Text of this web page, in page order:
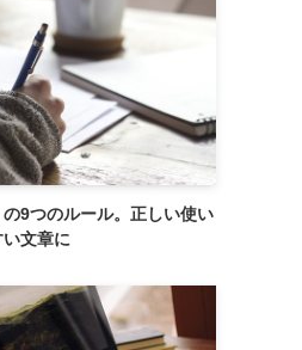
9つのルール。正しい使い
文章に